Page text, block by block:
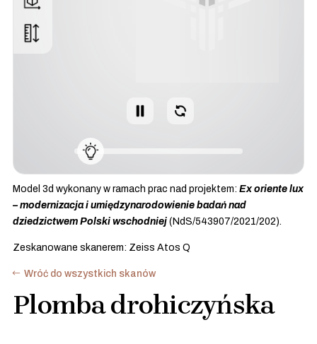
Model 3d wykonany w ramach prac nad projektem: Ex oriente lux
– modernizacja i umiędzynarodowienie badań nad
dziedzictwem Polski wschodniej (NdS/543907/2021/202).
Zeskanowane skanerem: Zeiss Atos Q
Wróć do wszystkich skanów
Plomba drohiczyńska